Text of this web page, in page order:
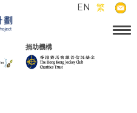
捐助機構
EN 繁